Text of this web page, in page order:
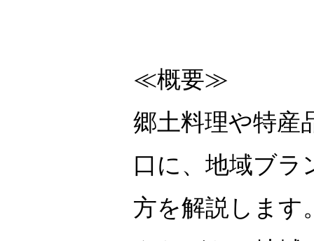
≪概要≫
郷土料理や特産
口に、地域ブラ
方を解説します